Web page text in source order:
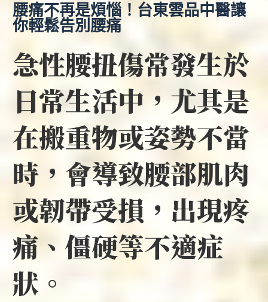
腰痛不再是煩惱！台東雲品中醫讓
你輕鬆告別腰痛
急性腰扭傷常發生於
日常生活中，尤其是
在搬重物或姿勢不當
時，會導致腰部肌肉
或韌帶受損，出現疼
痛、僵硬等不適症
狀。